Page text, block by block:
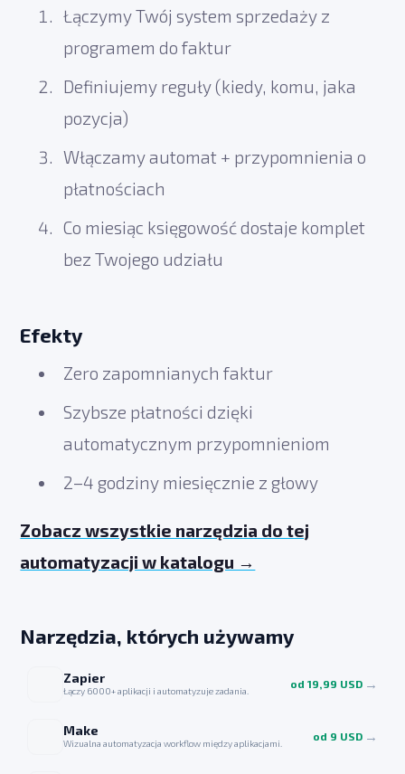
Łączymy Twój system sprzedaży z
programem do faktur
Definiujemy reguły (kiedy, komu, jaka
pozycja)
Włączamy automat + przypomnienia o
płatnościach
Co miesiąc księgowość dostaje komplet
bez Twojego udziału
Efekty
Zero zapomnianych faktur
Szybsze płatności dzięki
automatycznym przypomnieniom
2–4 godziny miesięcznie z głowy
Zobacz wszystkie narzędzia do tej
automatyzacji w katalogu →
Narzędzia, których używamy
Zapier
Łączy 6000+ aplikacji i automatyzuje zadania.
od 19,99 USD →
Make
Wizualna automatyzacja workflow między aplikacjami.
od 9 USD →